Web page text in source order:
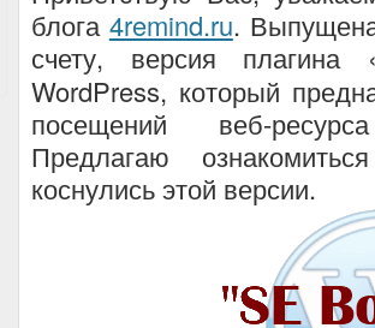
блога 4remind.ru.
счету, версия плагина
WordPress, который
посещений веб-
Предлагаю
коснулись этой версии.